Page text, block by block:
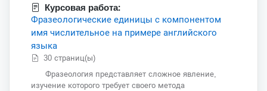
Курсовая работа:
Фразеологические единицы с компонентом
имя числительное на примере английского
языка
30 страниц(ы)
Фразеология представляет сложное явление,
изучение которого требует своего метода